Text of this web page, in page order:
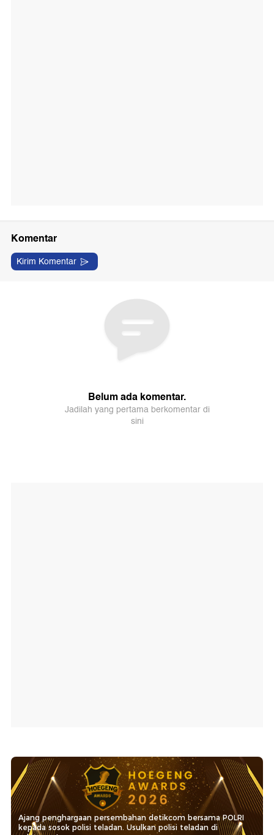
Ajang penghargaan persembahan detikcom bersama POLRI
kepada sosok polisi teladan. Usulkan polisi teladan di